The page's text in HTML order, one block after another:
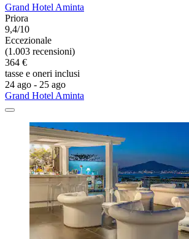
Grand Hotel Aminta
Priora
9,4/10
Eccezionale
(1.003 recensioni)
364 €
tasse e oneri inclusi
24 ago - 25 ago
Grand Hotel Aminta